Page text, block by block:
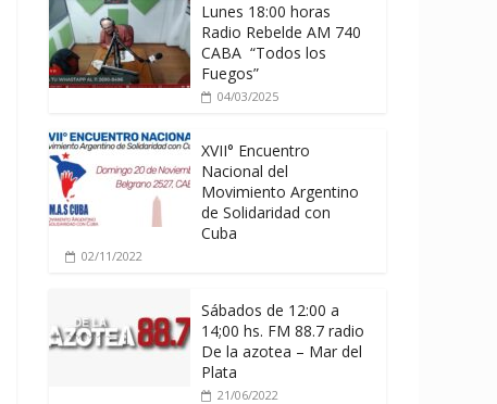
Lunes 18:00 horas
Radio Rebelde AM 740
CABA “Todos los
Fuegos”
04/03/2025
XVII° Encuentro
Nacional del
Movimiento Argentino
de Solidaridad con
Cuba
02/11/2022
Sábados de 12:00 a
14;00 hs. FM 88.7 radio
De la azotea – Mar del
Plata
21/06/2022